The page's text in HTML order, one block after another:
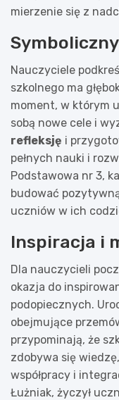
mierzenie się z
Nauczyciele
szkolnego ma
moment, w którym
sobą nowe cele i
refleksję i
pełnych nauki i
Podstawowa nr 3,
budować
uczniów w ich
Inspiracja i
Dla nauczycieli
okazja do
podopiecznych.
obejmujące
przypominają, że
zdobywa się
współpracy i
Łużniak, życzył